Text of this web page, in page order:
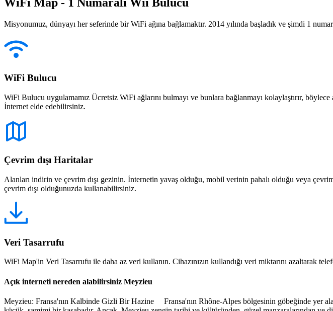
WiFi Map - 1 Numaralı Wii Bulucu
Misyonumuz, dünyayı her seferinde bir WiFi ağına bağlamaktır. 2014 yılında başladık ve şimdi 1
WiFi Bulucu
WiFi Bulucu uygulamamız Ücretsiz WiFi ağlarını bulmayı ve bunlara bağlanmayı kolaylaştırır,
İnternet elde edebilirsiniz.
Çevrim dışı Haritalar
Alanları indirin ve çevrim dışı gezinin. İnternetin yavaş olduğu, mobil verinin pahalı olduğu veya
çevrim dışı olduğunuzda kullanabilirsiniz.
Veri Tasarrufu
WiFi Map'in Veri Tasarrufu ile daha az veri kullanın. Cihazınızın kullandığı veri miktarını azaltarak
Açık interneti nereden alabilirsiniz Meyzieu
Meyzieu: Fransa'nın Kalbinde Gizli Bir Hazine Fransa'nın Rhône-Alpes bölgesinin göbeğinde yer